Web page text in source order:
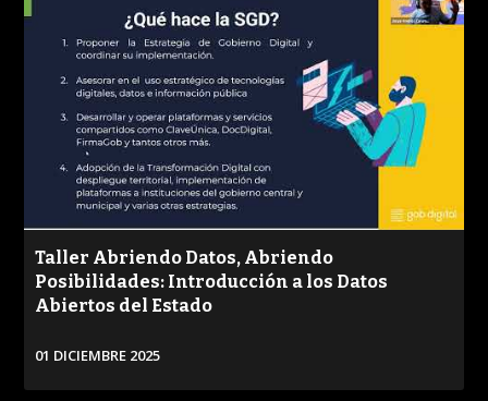
Taller Abriendo Datos, Abriendo
Posibilidades: Introducción a los Datos
Abiertos del Estado
01 DICIEMBRE 2025